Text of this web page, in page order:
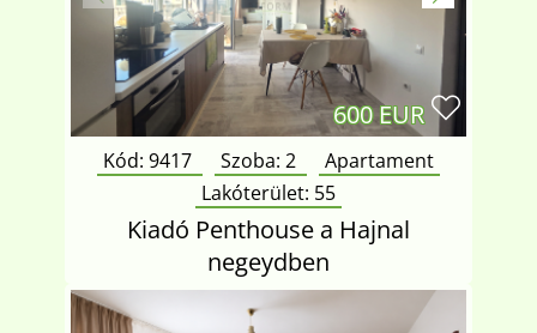
600 EUR
Kód: 9417 Szoba: 2
Apartament
Lakóterület: 55
Kiadó Penthouse a Hajnal
negeydben